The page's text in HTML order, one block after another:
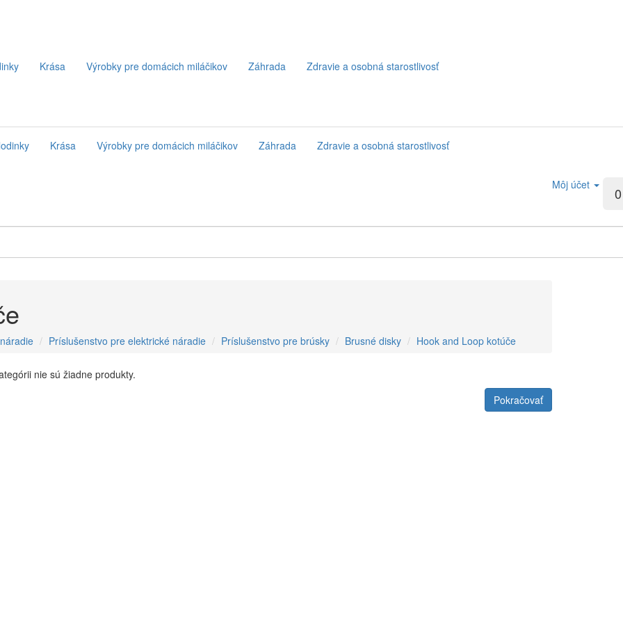
Krása Výrobky pre domácich miláčikov Záhrada Zdravie a osobná starostlivosť
Krása Výrobky pre domácich miláčikov Záhrada Zdravie a osobná starostlivosť
0
Môj účet
Príslušenstvo pre elektrické náradie Príslušenstvo pre brúsky Brusné disky Hook and Loop kotúče
nie sú žiadne produkty.
Pokračovať